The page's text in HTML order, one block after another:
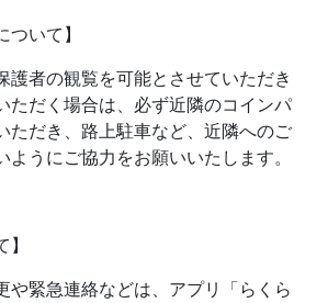
ついて】
護者の観覧を可能とさせていただき
ただく場合は、必ず近隣のコインパ
ただき、路上駐車など、近隣へのご
ようにご協力をお願いいたします。
や緊急連絡などは、アプリ「らくら